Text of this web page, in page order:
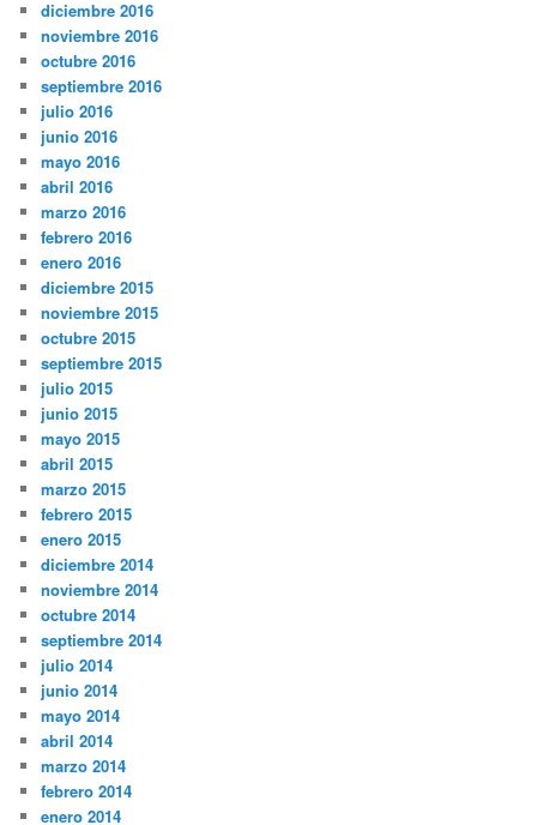
diciembre 2016
noviembre 2016
octubre 2016
septiembre 2016
julio 2016
junio 2016
mayo 2016
abril 2016
marzo 2016
febrero 2016
enero 2016
diciembre 2015
noviembre 2015
octubre 2015
septiembre 2015
julio 2015
junio 2015
mayo 2015
abril 2015
marzo 2015
febrero 2015
enero 2015
diciembre 2014
noviembre 2014
octubre 2014
septiembre 2014
julio 2014
junio 2014
mayo 2014
abril 2014
marzo 2014
febrero 2014
enero 2014